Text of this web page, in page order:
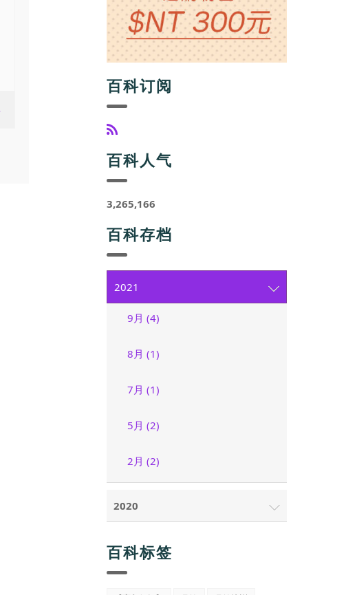
百科订阅
百科人气
3,265,166
百科存档
2021
9月 (4)
8月 (1)
7月 (1)
5月 (2)
2月 (2)
2020
百科标签